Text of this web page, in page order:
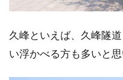
久峰といえば、久峰隧
い浮かべる方も多いと思